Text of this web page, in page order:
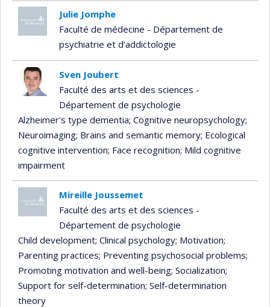
Julie Jomphe
Faculté de médecine - Département de
psychiatrie et d’addictologie
Sven Joubert
Faculté des arts et des sciences -
Département de psychologie
Alzheimer's type dementia; Cognitive neuropsychology;
Neuroimaging; Brains and semantic memory; Ecological
cognitive intervention; Face recognition; Mild cognitive
impairment
Mireille Joussemet
Faculté des arts et des sciences -
Département de psychologie
Child development; Clinical psychology; Motivation;
Parenting practices; Preventing psychosocial problems;
Promoting motivation and well-being; Socialization;
Support for self-determination; Self-determination
theory